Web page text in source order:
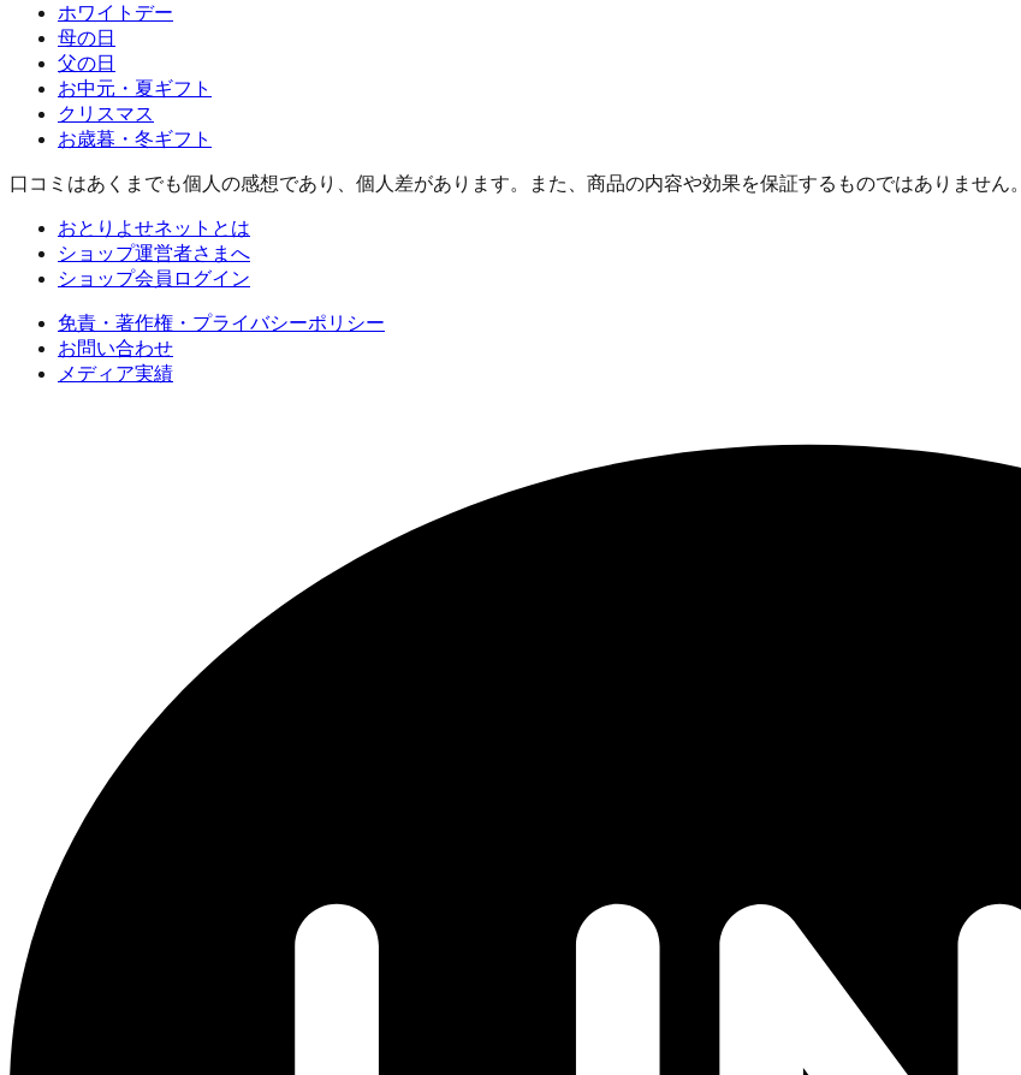
ホワイトデー
母の日
父の日
お中元・夏ギフト
クリスマス
お歳暮・冬ギフト
口コミはあくまでも個人の感想であり、個人差があります。また、商品の内容や効果を保証するものではありません。
おとりよせネットとは
ショップ運営者さまへ
ショップ会員ログイン
免責・著作権・プライバシーポリシー
お問い合わせ
メディア実績